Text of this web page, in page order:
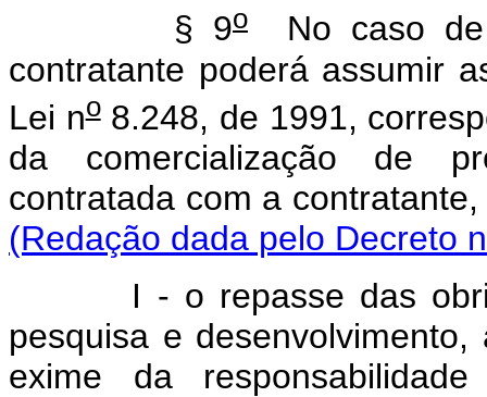
§ 9o No caso de
contratante poderá assumir
Lei no8.248, de 1991,
da comercialização de
contratada com a
(Redação dada pelo Decreto
I - o repasse das
pesquisa e
exime da